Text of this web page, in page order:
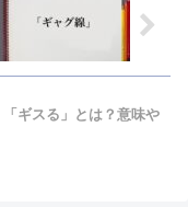
「ギスる」とは？意味や